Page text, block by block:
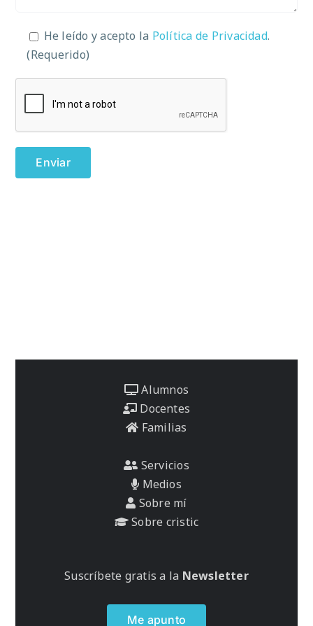
He leído y acepto la Política de Privacidad.
(Requerido)
Alumnos
Docentes
Familias
Servicios
Medios
Sobre mí
Sobre cristic
Suscríbete gratis a la Newsletter
Me apunto